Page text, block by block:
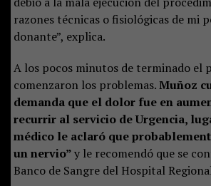
razones técnicas o fisiológicas de mi
donante”, explica.
A los pocos minutos de terminado el
comenzaron los problemas.Muñoz
demanda que el dolor fue en
recurrir al servicio de Urgencia,
médico le aclaró que
un nervio”y le recomendó que se
Banco de Sangre del Hospital